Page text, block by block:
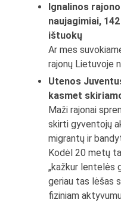
Ignalinos
naujagimiai,
ištuokų
Ar mes
rajonų Lietuvoje
Utenos
kasmet
Maži rajonai
skirti gyventojų
migrantų ir
Kodėl 20 metų
„kažkur lentelės
geriau tas lėšas
fiziniam